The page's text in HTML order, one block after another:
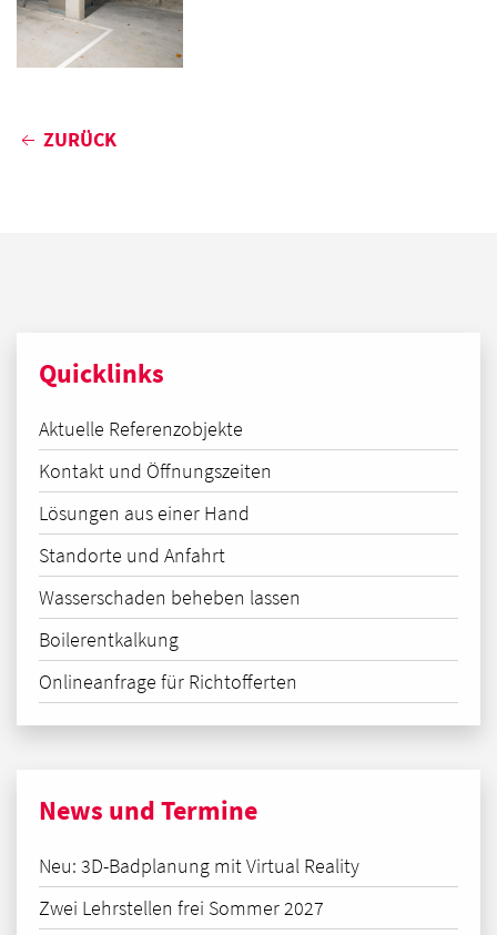
ZURÜCK
Quicklinks
Aktuelle Referenzobjekte
Kontakt und Öffnungszeiten
Lösungen aus einer Hand
Standorte und Anfahrt
Wasserschaden beheben lassen
Boilerentkalkung
Onlineanfrage für Richtofferten
News und Termine
Neu: 3D-Badplanung mit Virtual Reality
Zwei Lehrstellen frei Sommer 2027